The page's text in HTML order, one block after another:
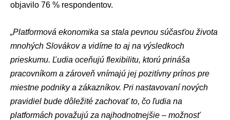
objavilo 76 % respondentov.
„Platformová ekonomika sa stala pevnou súčasťou života
mnohých Slovákov a vidíme to aj na výsledkoch
prieskumu. Ľudia oceňujú flexibilitu, ktorú prináša
pracovníkom a zároveň vnímajú jej pozitívny prínos pre
miestne podniky a zákazníkov. Pri nastavovaní nových
pravidiel bude dôležité zachovať to, čo ľudia na
platformách považujú za najhodnotnejšie – možnosť